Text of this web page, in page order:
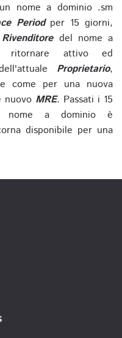
nome a dominio .sm
Periodper 15 giorni,
Rivenditoredel nome a
ritornare attivo ed
Proprietario,
come per una nuova
MRE. Passati i 15
a dominio è
disponibile per una